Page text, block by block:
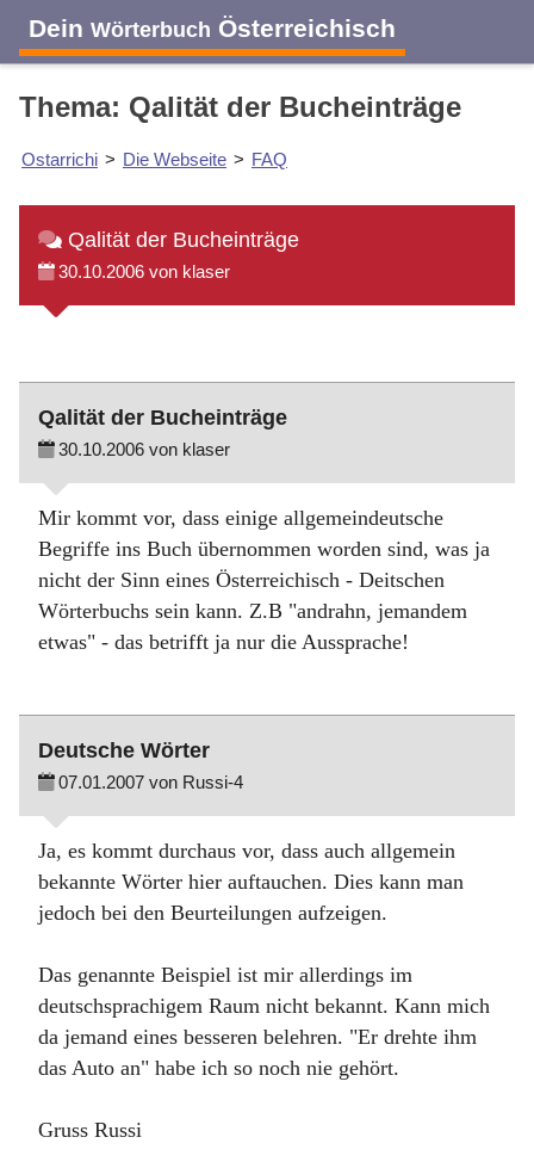
Dein Wörterbuch Österreichisch
Thema: Qalität der Bucheinträge
Ostarrichi > Die Webseite > FAQ
Qalität der Bucheinträge
30.10.2006 von klaser
Qalität der Bucheinträge
30.10.2006 von klaser
Mir kommt vor, dass einige allgemeindeutsche
Begriffe ins Buch übernommen worden sind, was ja
nicht der Sinn eines Österreichisch - Deitschen
Wörterbuchs sein kann. Z.B "andrahn, jemandem
etwas" - das betrifft ja nur die Aussprache!
Deutsche Wörter
07.01.2007 von Russi-4
Ja, es kommt durchaus vor, dass auch allgemein
bekannte Wörter hier auftauchen. Dies kann man
jedoch bei den Beurteilungen aufzeigen.
Das genannte Beispiel ist mir allerdings im
deutschsprachigem Raum nicht bekannt. Kann mich
da jemand eines besseren belehren. "Er drehte ihm
das Auto an" habe ich so noch nie gehört.
Gruss Russi